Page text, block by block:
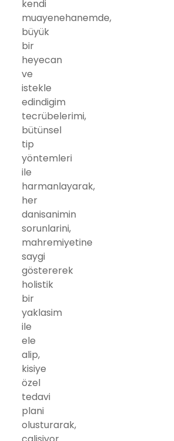
kendi
muayenehanemde,
büyük
bir
heyecan
ve
istekle
edindigim
tecrübelerimi,
bütünsel
tip
yöntemleri
ile
harmanlayarak,
her
danisanimin
sorunlarini,
mahremiyetine
saygi
göstererek
holistik
bir
yaklasim
ile
ele
alip,
kisiye
özel
tedavi
plani
olusturarak,